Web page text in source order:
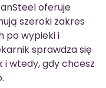
oferuje
szeroki zakres
po wypieki i
sprawdza się
i wtedy, gdy chcesz